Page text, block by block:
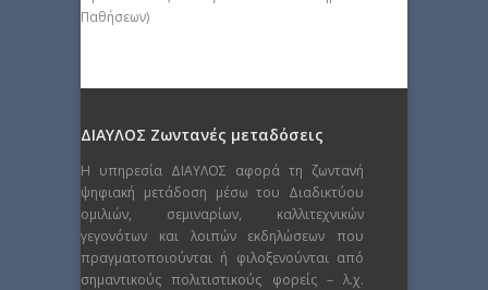
Παθήσεων)
ΔΙΑΥΛΟΣ Ζωντανές μεταδόσεις
Η υπηρεσία ΔΙΑΥΛΟΣ αφορά τη ζωντανή
ψηφιακή μετάδοση μέσω του Διαδικτύου
ομιλιών, σεμιναρίων, καλλιτεχνικών
γεγονότων και λοιπών εκδηλώσεων που
πραγματοποιούνται ή φιλοξενούνται από
σημαντικούς πολιτιστικούς φορείς – λ.χ.